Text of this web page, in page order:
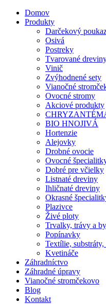
Domov
Produkty
Darčekový
Osivá
Postreky
Tvarované
Vinič
Zvýhodnené sety
Vianočné
Ovocné stromy
Akciové produkty
BIO HNOJIVÁ
Hortenzie
Alejovky
Drobné ovocie
Ovocné
Dobré pre včielky
Listnaté dreviny
Ihličnaté dreviny
Okrasné
Plazivce
Živé ploty
Trvalky, trávy a
Popínavky
Textílie, substráty,
Kvetináče
Záhradníctvo
Záhradné úpravy
Vianočné stromčekovo
Blog
Kontakt